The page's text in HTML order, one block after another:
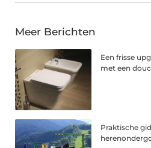
Meer Berichten
Een frisse
met een
Praktische